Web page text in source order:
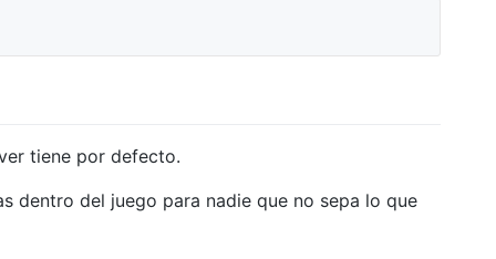
tiene por defecto.
dentro del juego para nadie que no sepa lo que